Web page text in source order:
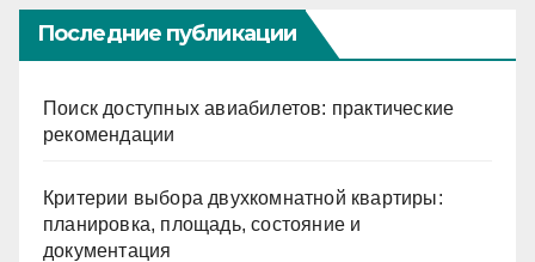
Последние публикации
Поиск доступных авиабилетов: практические
рекомендации
Критерии выбора двухкомнатной квартиры:
планировка, площадь, состояние и
документация